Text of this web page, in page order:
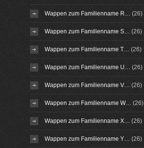
Wappen zum Familienname R… (26)
Wappen zum Familienname S… (26)
Wappen zum Familienname T… (26)
Wappen zum Familienname U… (26)
Wappen zum Familienname V… (26)
Wappen zum Familienname W… (26)
Wappen zum Familienname X… (26)
Wappen zum Familienname Y… (26)